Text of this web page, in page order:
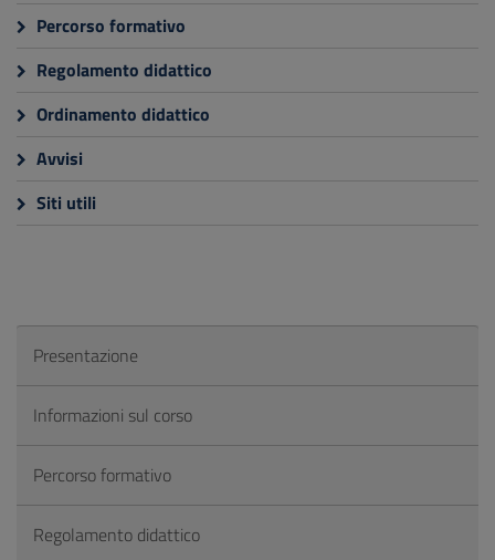
Percorso formativo
Regolamento didattico
Ordinamento didattico
Avvisi
Siti utili
Presentazione
Informazioni sul corso
Percorso formativo
Regolamento didattico